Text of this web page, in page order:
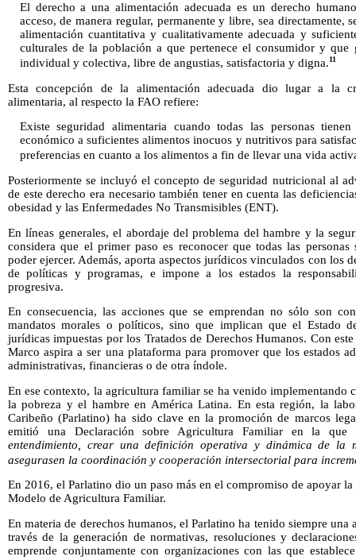
El derecho a una alimentación adecuada es un derecho
acceso, de manera regular, permanente y libre, sea directamente,
alimentación cuantitativa y cualitativamente adecuada y
culturales de la población a que pertenece el consumidor y
individual y colectiva, libre de angustias, satisfactoria y digna.11
Esta concepción de la alimentación adecuada dio lugar a la
alimentaria, al respecto la FAO refiere:
Existe seguridad alimentaria cuando todas las personas
económico a suficientes alimentos inocuos y nutritivos para
preferencias en cuanto a los alimentos a fin de llevar una vida
Posteriormente se incluyó el concepto de seguridad nutricional al
de este derecho era necesario también tener en cuenta las
obesidad y las Enfermedades No Transmisibles (ENT).
En líneas generales, el abordaje del problema del hambre y la
considera que el primer paso es reconocer que todas las
poder ejercer. Además, aporta aspectos jurídicos vinculados con los
de políticas y programas, e impone a los estados la
progresiva.
En consecuencia, las acciones que se emprendan no sólo son
mandatos morales o políticos, sino que implican que el Estado
jurídicas impuestas por los Tratados de Derechos Humanos. Con
Marco aspira a ser una plataforma para promover que los estados
administrativas, financieras o de otra índole.
En ese contexto, la agricultura familiar se ha venido implementando
la pobreza y el hambre en América Latina. En esta región, la
Caribeño (Parlatino) ha sido clave en la promoción de marcos
emitió una Declaración sobre Agricultura Familiar en la
entendimiento, crear una definición operativa y dinámica de la
asegurasen la coordinación y cooperación intersectorial para
En 2016, el Parlatino dio un paso más en el compromiso de apoyar
Modelo de Agricultura Familiar.
En materia de derechos humanos, el Parlatino ha tenido siempre
través de la generación de normativas, resoluciones y
emprende conjuntamente con organizaciones con las que